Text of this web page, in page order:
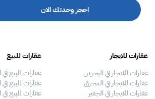
احجز وحدتك الان
عقارات للايجار
عقارات للايجار في البحرين
عقارات للايجار في المحرق
عقارات للايجار في الجفير
عقارات للبيع
عقارات للبيع
عقارات للبيع في
عقارات للبيع